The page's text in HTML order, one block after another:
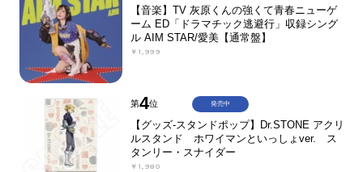
【音楽】TV 灰原くんの強くて青春ニューゲ
ーム ED「ドラマチック逃避行」収録シング
ル AIM STAR/愛美【通常盤】
￥1,999
第4位
【グッズ-スタンドポップ】Dr.STONE アクリ
ルスタンド ホワイマンといっしょver. ス
タンリー・スナイダー
￥1,980
発売中